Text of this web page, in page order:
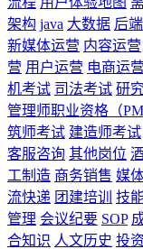
架构 java 大数据 后
新媒体运营 内容运营
营 用户运营 电商运营
机考试 司法考试 研
管理师职业资格（
筑师考试 建造师考试
客服咨询 其他岗位
工制造 商务销售 媒
流快递 团建培训 技
管理 会议纪要 SOP
合知识 人文历史 投